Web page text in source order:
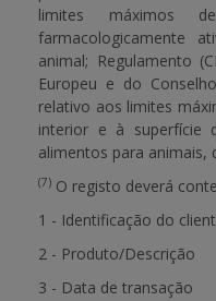
limites máximos
farmacologicamente
animal; Regulamento
Europeu e do
relativo aos limites
interior e à superfície
alimentos para animais,
(7) O registo deverá
1 - Identificação do
2 - Produto/Descrição
3 - Data de transação